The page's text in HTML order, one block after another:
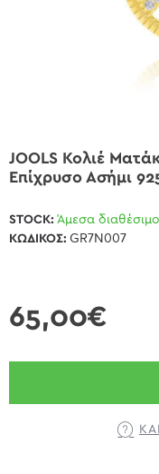
JOOLS Κολιέ
Επίχρυσο Ασήμι
65,00€
STOCK: Άμεσα διαθέσιμο
ΚΩΔΙΚΌΣ: GR7N007